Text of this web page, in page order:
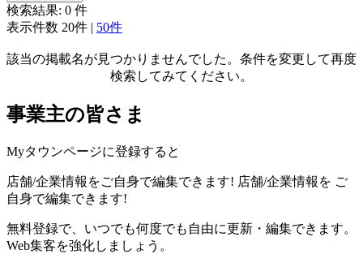
検索結果: 0 件
表示件数 20件 | 50件
該当の掲載名が見つかりませんでした。条件を変更して再度
検索してみてください。
事業主の皆さま
Myタウンページに登録すると
店舗/企業情報をご自身で編集できます! 店舗/企業情報を ご
自身で編集できます!
無料登録で、いつでも何度でも自由に更新・編集できます。
Web集客を強化しましょう。